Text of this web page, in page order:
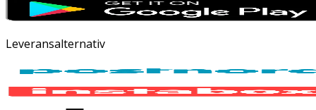
Leveransalternativ